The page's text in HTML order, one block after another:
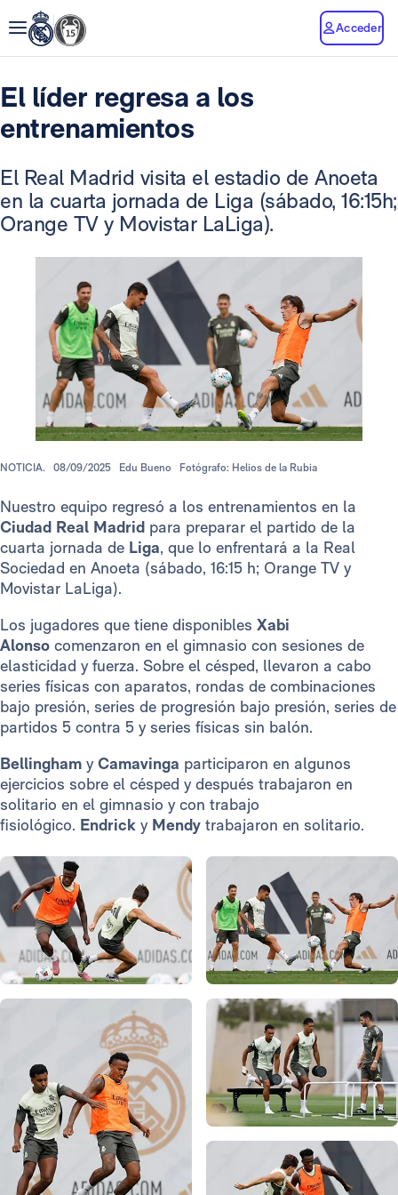
Acceder
El líder regresa a los
entrenamientos
El Real Madrid visita el estadio de Anoeta
en la cuarta jornada de Liga (sábado, 16:15h;
Orange TV y Movistar LaLiga).
NOTICIA. 08/09/2025 Edu Bueno Fotógrafo: Helios de la Rubia
Nuestro equipo regresó a los entrenamientos en la
Ciudad Real Madrid para preparar el partido de la
cuarta jornada de Liga, que lo enfrentará a la Real
Sociedad en Anoeta (sábado, 16:15 h; Orange TV y
Movistar LaLiga).
Los jugadores que tiene disponibles Xabi
Alonso comenzaron en el gimnasio con sesiones de
elasticidad y fuerza. Sobre el césped, llevaron a cabo
series físicas con aparatos, rondas de combinaciones
bajo presión, series de progresión bajo presión, series de
partidos 5 contra 5 y series físicas sin balón.
Bellingham yCamavinga participaron en algunos
ejercicios sobre el césped y después trabajaron en
solitario en el gimnasio y con trabajo
fisiológico. Endrick y Mendy trabajaron en solitario.